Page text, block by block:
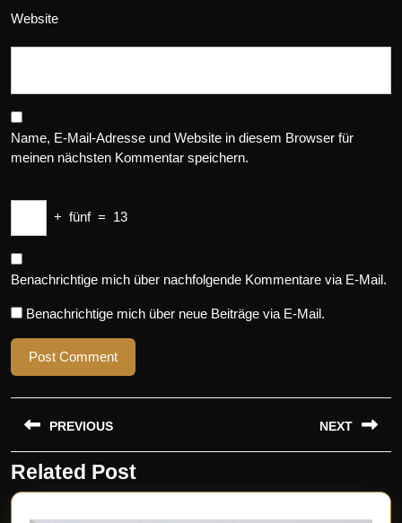
Website
Name, E-Mail-Adresse und Website in diesem Browser für
meinen nächsten Kommentar speichern.
+ fünf = 13
Benachrichtige mich über nachfolgende Kommentare via E-Mail.
Benachrichtige mich über neue Beiträge via E-Mail.
Beitragsnavigation
PREVIOUS
Previous
post:
NEXT
post:
Related Post